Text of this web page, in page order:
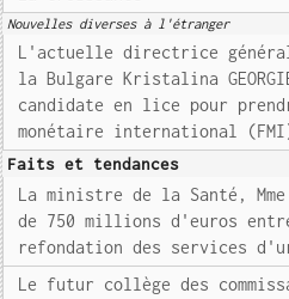
Nouvelles diverses à l'étranger
L'actuelle directrice
la Bulgare Kristalina
candidate en lice pour
monétaire international (FMI)
Faits et tendances
La ministre de la Santé, Mme
de 750 millions d'euros
refondation des services
Le futur collège des